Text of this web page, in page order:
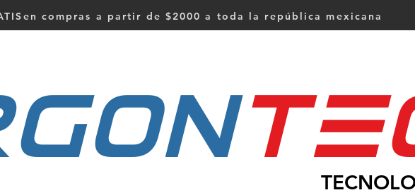
compras a partir de $2000 a toda la república mexicana